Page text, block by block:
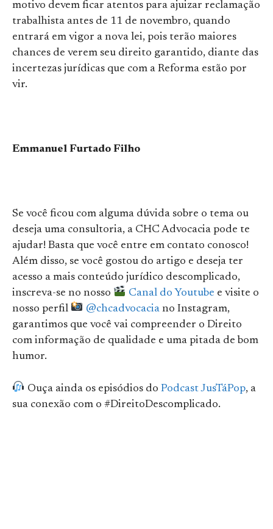
motivo devem ficar atentos para ajuizar reclamação
trabalhista antes de 11 de novembro, quando
entrará em vigor a nova lei, pois terão maiores
chances de verem seu direito garantido, diante das
incertezas jurídicas que com a Reforma estão por
vir.
Emmanuel Furtado Filho
Se você ficou com alguma dúvida sobre o tema ou
deseja uma consultoria, a CHC Advocacia pode te
ajudar! Basta que você entre em contato conosco!
Além disso, se você gostou do artigo e deseja ter
acesso a mais conteúdo jurídico descomplicado,
inscreva-se no nosso
Canal do Youtube e visite o
nosso perfil
@chcadvocaciano Instagram,
garantimos que você vai compreender o Direito
com informação de qualidade e uma pitada de bom
humor.
Ouça ainda os episódios do Podcast JusTáPop, a
sua conexão com o #DireitoDescomplicado.